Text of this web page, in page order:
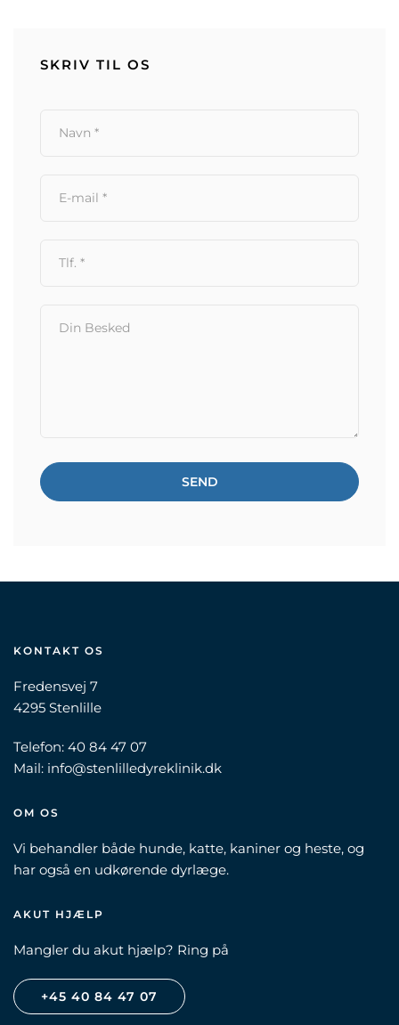
SKRIV TIL OS
KONTAKT OS
Fredensvej 7
4295 Stenlille
Telefon: 40 84 47 07
Mail: info@stenlilledyreklinik.dk
OM OS
Vi behandler både hunde, katte, kaniner og heste, og
har også en udkørende dyrlæge.
AKUT HJÆLP
Mangler du akut hjælp? Ring på
+45 40 84 47 07